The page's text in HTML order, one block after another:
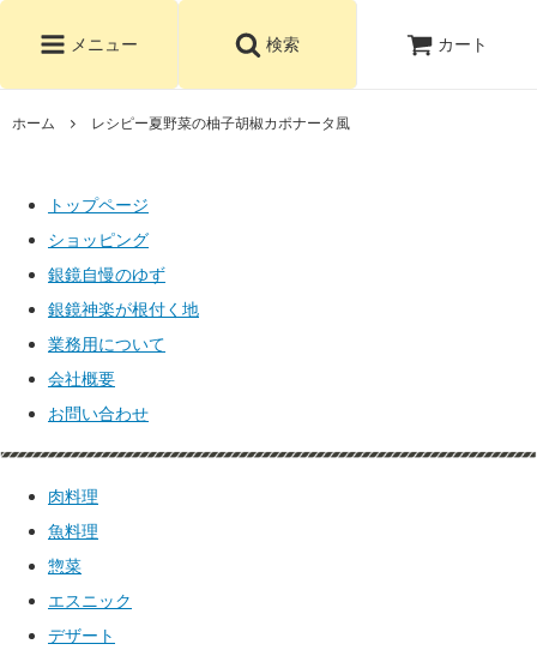
メニュー 検索 カート
ホーム レシピー夏野菜の柚子胡椒カポナータ風
トップページ
ショッピング
銀鏡自慢のゆず
銀鏡神楽が根付く地
業務用について
会社概要
お問い合わせ
肉料理
魚料理
惣菜
エスニック
デザート